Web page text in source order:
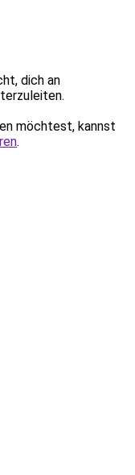
dich an
möchtest, kannst
.